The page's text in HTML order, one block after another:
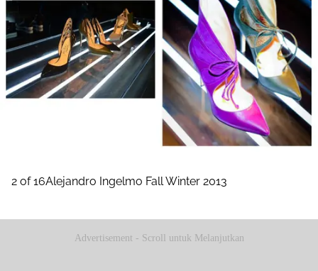
2 of 16Alejandro Ingelmo Fall Winter 2013
Advertisement - Scroll untuk Melanjutkan